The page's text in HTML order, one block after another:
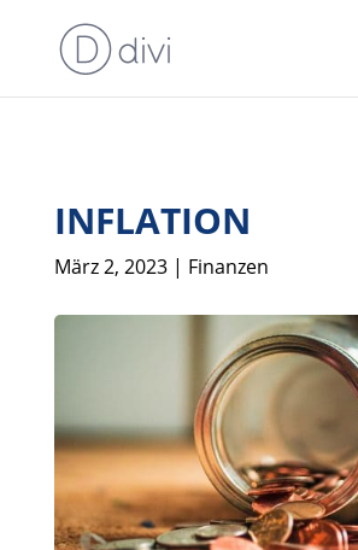
INFLATION
März 2, 2023| Finanzen